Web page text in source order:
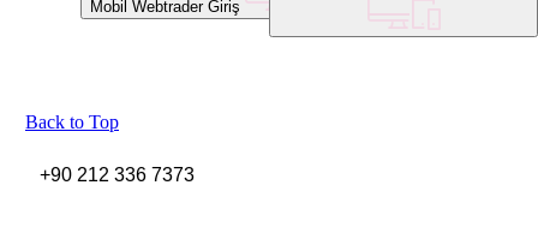
Mobil Webtrader Giriş
Back to Top
+90 212 336 7373